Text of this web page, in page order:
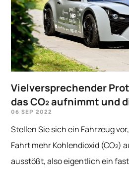
Vielversprechender
das CO₂ aufnimmt und
06 SEP 2022
Stellen Sie sich ein Fahrzeug
Fahrt mehr Kohlendioxid (CO₂)
ausstößt, also eigentlich ein